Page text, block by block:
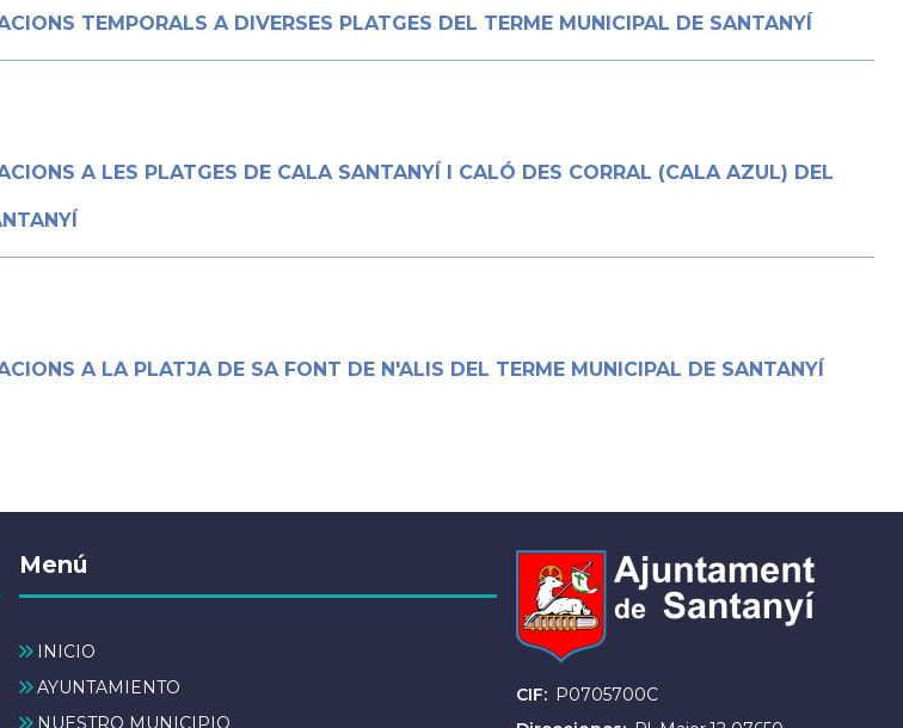
TEMPORALS A DIVERSES PLATGES DEL TERME MUNICIPAL DE SANTANYÍ
A LES PLATGES DE CALA SANTANYÍ I CALÓ DES CORRAL (CALA AZUL) DEL
A LA PLATJA DE SA FONT DE N'ALIS DEL TERME MUNICIPAL DE SANTANYÍ
Menú
INICIO
AYUNTAMIENTO
NUESTRO MUNICIPIO
CIF
P0705700C